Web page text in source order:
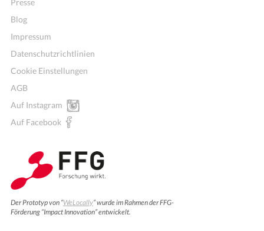
Presse
Blog
Impressum
Datenschutzrichtlinien
Cookie Einstellungen
AGB
Auf Instagram
Auf Facebook
Der Prototyp von “WeLocally” wurde im Rahmen der FFG-
Förderung “Impact Innovation” entwickelt.